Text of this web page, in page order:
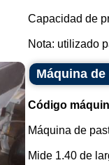
Capacidad de
Nota: utilizado
Máquina
Código
Máquina de
Mide 1.40 de